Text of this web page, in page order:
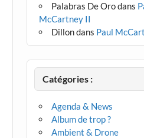
Palabras De Orodans
McCartney II
Dillondans Paul
Catégories :
Agenda & News
Album de trop ?
Ambient & Drone